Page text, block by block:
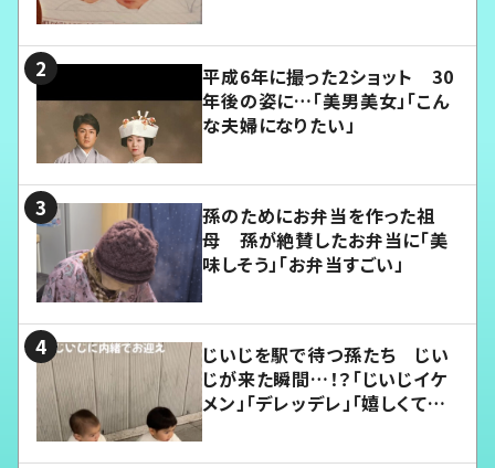
平成6年に撮った2ショット 30
年後の姿に…「美男美女」「こん
な夫婦になりたい」
孫のためにお弁当を作った祖
母 孫が絶賛したお弁当に「美
味しそう」「お弁当すごい」
じいじを駅で待つ孫たち じい
じが来た瞬間…！？「じいじイケ
メン」「デレッデレ」「嬉しくて可